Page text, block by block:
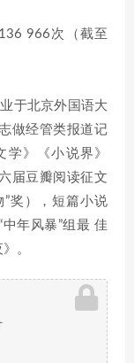
966次（截至
于北京外国语大
做经管类报道记
》《小说界》
届豆瓣阅读征文
”奖），短篇小说
年风暴”组最 佳
。